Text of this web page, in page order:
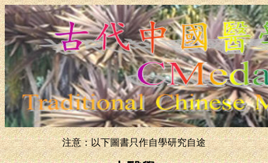
注意：以下圖書只作自學研究自途